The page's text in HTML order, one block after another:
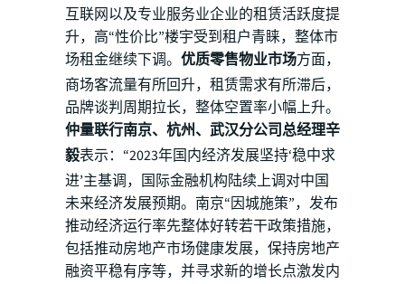
互联网以及专业服务业企业的租赁活跃度提
升，高“性价比”楼宇受到租户青睐，整体市
场租金继续下调。 优质零售物业市场方面，
商场客流量有所回升，租赁需求有所滞后，
品牌谈判周期拉长，整体空置率小幅上升。
仲量联行南京、杭州、武汉分公司总经理辛
毅表示：“2023年国内经济发展坚持‘稳中求
进’主基调，国际金融机构陆续上调对中国
未来经济发展预期。南京“因城施策”，发布
推动经济运行率先整体好转若干政策措施，
包括推动房地产市场健康发展，保持房地产
融资平稳有序等，并寻求新的增长点激发内